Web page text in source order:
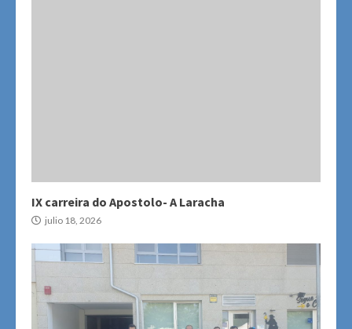
IX carreira do Apostolo- A Laracha
julio 18, 2026